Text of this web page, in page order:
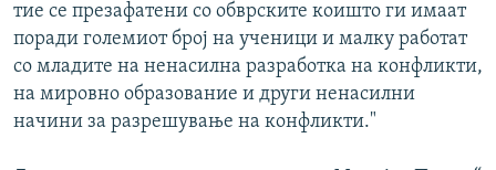
тие се презафатени со обврските коишто ги имаат
поради големиот број на ученици и малку работат
со младите на ненасилна разработка на конфликти,
на мировно образование и други ненасилни
начини за разрешување на конфликти."